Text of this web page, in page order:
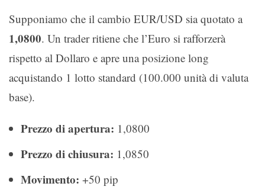
Supponiamo che il cambio EUR/USD sia quotato a
1,0800. Un trader ritiene che l’Euro si rafforzerà
rispetto al Dollaro e apre una posizione long
acquistando 1 lotto standard (100.000 unità di valuta
base).
Prezzo di apertura: 1,0800
Prezzo di chiusura: 1,0850
Movimento: +50 pip